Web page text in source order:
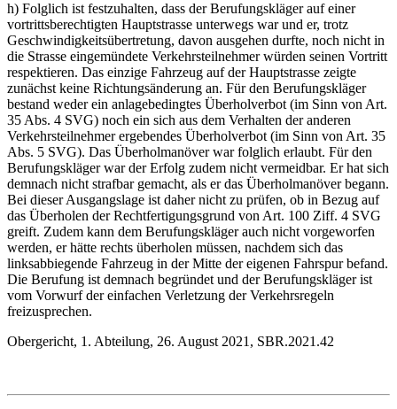
h) Folglich ist festzuhalten, dass der Berufungskläger auf einer
vortrittsberechtigten Hauptstrasse unterwegs war und er, trotz
Geschwindigkeitsübertretung, davon ausgehen durfte, noch nicht in
die Strasse eingemündete Verkehrsteilnehmer würden seinen Vortritt
respektieren. Das einzige Fahrzeug auf der Hauptstrasse zeigte
zunächst keine Richtungsänderung an. Für den Berufungskläger
bestand weder ein anlagebedingtes Überholverbot (im Sinn von Art.
35 Abs. 4 SVG) noch ein sich aus dem Verhalten der anderen
Verkehrsteilnehmer ergebendes Überholverbot (im Sinn von Art. 35
Abs. 5 SVG). Das Überholmanöver war folglich erlaubt. Für den
Berufungskläger war der Erfolg zudem nicht vermeidbar. Er hat sich
demnach nicht strafbar gemacht, als er das Überholmanöver begann.
Bei dieser Ausgangslage ist daher nicht zu prüfen, ob in Bezug auf
das Überholen der Rechtfertigungsgrund von Art. 100 Ziff. 4 SVG
greift. Zudem kann dem Berufungskläger auch nicht vorgeworfen
werden, er hätte rechts überholen müssen, nachdem sich das
linksabbiegende Fahrzeug in der Mitte der eigenen Fahrspur befand.
Die Berufung ist demnach begründet und der Berufungskläger ist
vom Vorwurf der einfachen Verletzung der Verkehrsregeln
freizusprechen.
Obergericht, 1. Abteilung, 26. August 2021, SBR.2021.42